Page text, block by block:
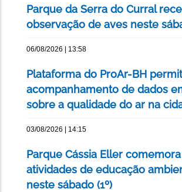
Parque da Serra do Curral
observação de aves neste
06/08/2026 | 13:58
Plataforma do ProAr-BH
acompanhamento de dados
sobre a qualidade do ar na
03/08/2026 | 14:15
Parque Cássia Eller
atividades de educação
neste sábado (1º)